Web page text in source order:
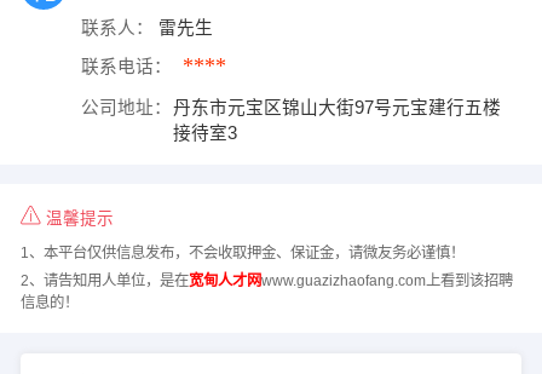
联系人： 雷先生
联系电话： ****
公司地址：
丹东市元宝区锦山大街97号元宝建行五楼
接待室3
温馨提示
1、本平台仅供信息发布，不会收取押金、保证金，请微友务必谨慎！
2、请告知用人单位，是在宽甸人才网www.guazizhaofang.com上看到该招聘
信息的！